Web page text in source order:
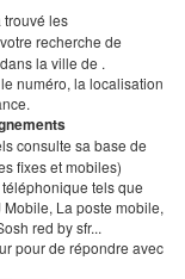
trouvé les
recherche de
la ville de .
numéro, la localisation
consulte sa base de
fixes et mobiles)
tels que
La poste mobile,
red by sfr...
pour de répondre avec